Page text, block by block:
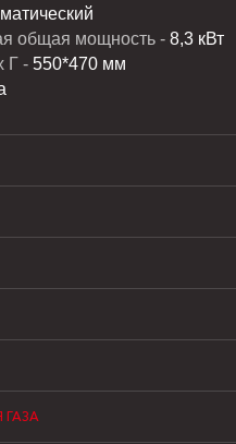
общая мощность - 8,3 кВт
Г - 550*470 мм